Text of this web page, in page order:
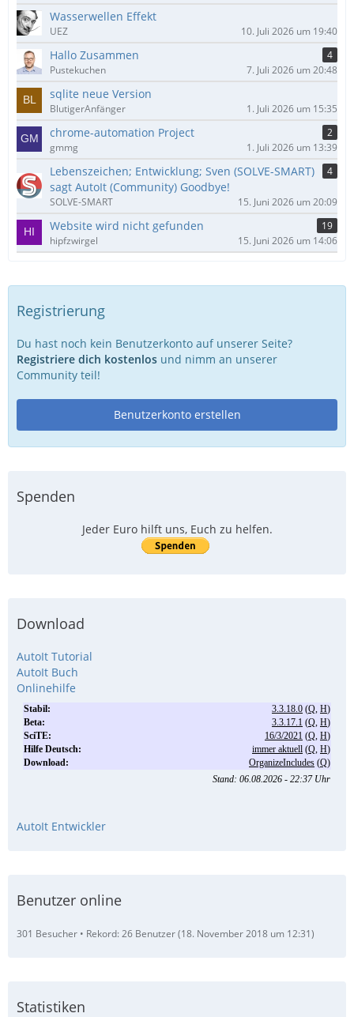
Wasserwellen Effekt
UEZ 10. Juli 2026 um 19:40
Hallo Zusammen
4
Pustekuchen
7. Juli 2026 um 20:48
sqlite neue Version
BlutigerAnfänger 1. Juli 2026 um 15:35
chrome-automation Project
2
gmmg
1. Juli 2026 um 13:39
Lebenszeichen; Entwicklung; Sven (SOLVE-SMART)
sagt AutoIt (Community) Goodbye!
4
SOLVE-SMART 15. Juni 2026 um 20:09
Website wird nicht gefunden
19
hipfzwirgel
15. Juni 2026 um 14:06
Registrierung
Du hast noch kein Benutzerkonto auf unserer Seite?
Registriere dich kostenlos und nimm an unserer
Community teil!
Benutzerkonto erstellen
Spenden
Jeder Euro hilft uns, Euch zu helfen.
Download
AutoIt Tutorial
AutoIt Buch
Onlinehilfe
AutoIt Entwickler
Benutzer online
301 Besucher Rekord: 26 Benutzer (18. November 2018 um 12:31)
Statistiken